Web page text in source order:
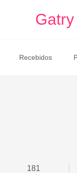
Gatry
Recebidos
181